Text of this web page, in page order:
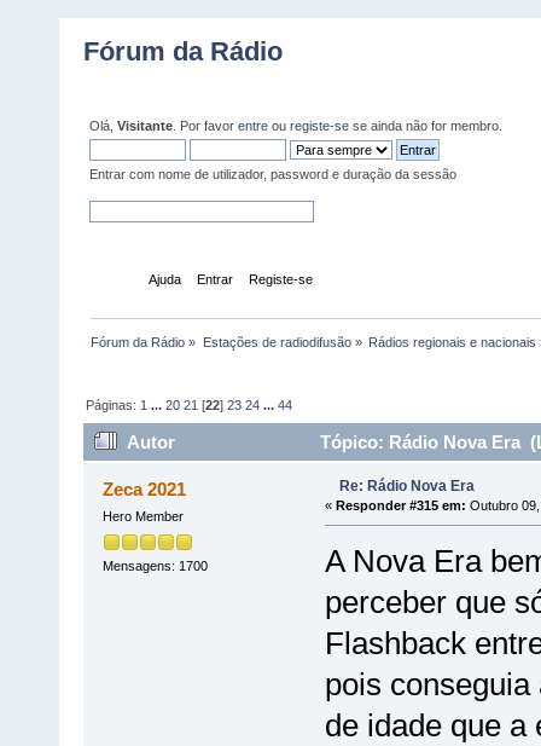
Fórum da Rádio
Olá, Visitante . Por favor entre ou registe-se se ainda não for membro.
Entrar com nome de utilizador, password e duração da sessão
Ajuda Entrar Registe-se
Fórum da Rádio » Estações de radiodifusão» Rádios regionais e nacionais
Páginas: 1 ...20 21 [22]23 24 ...44
Autor Tópico: Rádio Nova Era
Zeca 2021
Hero Member
Mensagens: 1700
Re: Rádio Nova Era
« Responder #315 em: Outubro
A Nova Era
perceber que
Flashback
pois
de idade que a